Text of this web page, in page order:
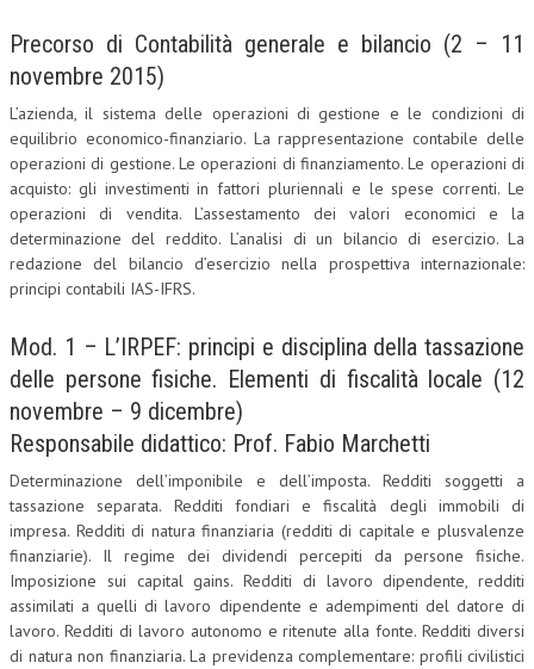
SICUREZZA SUL LAVORO
FISCO
DIRITTO TRIBUTARIO
FISCALITÀ INTERNAZIONALE
TAX RISK MANAGEMENT
CRIMINOLOGIA TRIBUTARIA
CFC E PARADISI FISCALI
TRANSFER PRICING
PRASSI
AMMINISTRATIVA
TRIBUTARIA
GIURISPRUDENZA
EUROPEA
COSTITUZIONALE
CIVILE
Precorso di Contabilità generale e bilancio (2 – 11
novembre 2015)
L’azienda, il sistema delle operazioni di gestione e le condizioni di
equilibrio economico-finanziario. La rappresentazione contabile delle
operazioni di gestione. Le operazioni di finanziamento. Le operazioni di
acquisto: gli investimenti in fattori pluriennali e le spese correnti. Le
operazioni di vendita. L’assestamento dei valori economici e la
determinazione del reddito. L’analisi di un bilancio di esercizio. La
redazione del bilancio d’esercizio nella prospettiva internazionale:
principi contabili IAS-IFRS.
Mod. 1 – L’IRPEF: principi e disciplina della tassazione
delle persone fisiche. Elementi di fiscalità locale (12
novembre – 9 dicembre)
Responsabile didattico: Prof. Fabio Marchetti
Determinazione dell’imponibile e dell’imposta. Redditi soggetti a
tassazione separata. Redditi fondiari e fiscalità degli immobili di
impresa. Redditi di natura finanziaria (redditi di capitale e plusvalenze
finanziarie). Il regime dei dividendi percepiti da persone fisiche.
Imposizione sui capital gains. Redditi di lavoro dipendente, redditi
assimilati a quelli di lavoro dipendente e adempimenti del datore di
lavoro. Redditi di lavoro autonomo e ritenute alla fonte. Redditi diversi
di natura non finanziaria. La previdenza complementare: profili civilistici